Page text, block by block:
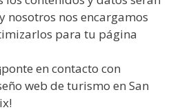
nos encargamos
para tu página
en contacto con
web de turismo en San